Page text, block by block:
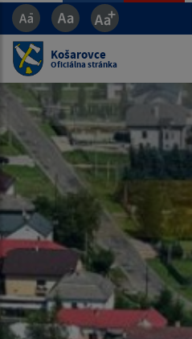
Košarovce
Oficiálna stránka